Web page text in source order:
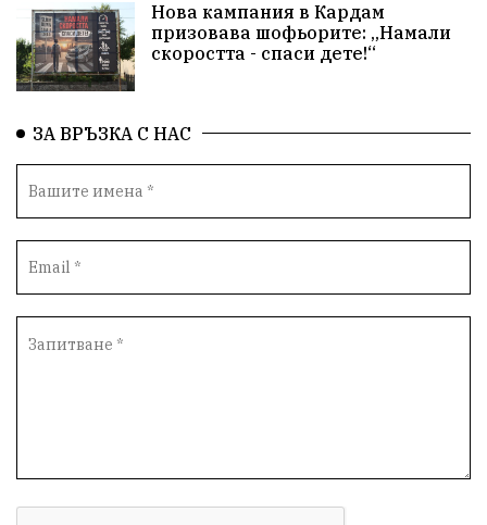
Нова кампания в Кардам
призовава шофьорите: „Намали
скоростта - спаси дете!“
ЗА ВРЪЗКА С НАС